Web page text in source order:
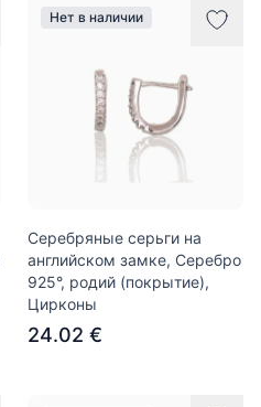
Нет в наличии
Серебряные серьги на
английском замке, Серебро
925°, родий (покрытие),
Цирконы
24.02 €